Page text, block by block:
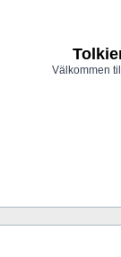
Välkommen